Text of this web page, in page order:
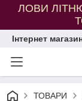
ЛОВИ
Інтернет
ТОВАРИ